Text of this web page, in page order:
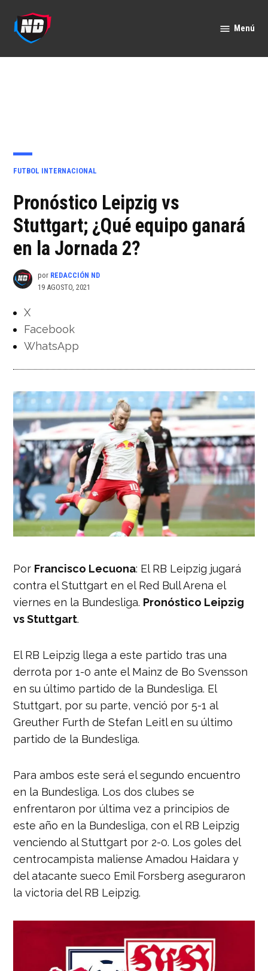
contenido
Menú
PUBLICADO
FUTBOL INTERNACIONAL
Pronóstico Leipzig vs
Stuttgart; ¿Qué equipo ganará
en la Jornada 2?
por REDACCIÓN ND
19 AGOSTO, 2021
X
Facebook
WhatsApp
Por Francisco Lecuona: El RB Leipzig jugará
contra el Stuttgart en el Red Bull Arena el
viernes en la Bundesliga. Pronóstico Leipzig
vs Stuttgart.
El RB Leipzig llega a este partido tras una
derrota por 1-0 ante el Mainz de Bo Svensson
en su último partido de la Bundesliga. El
Stuttgart, por su parte, venció por 5-1 al
Greuther Furth de Stefan Leitl en su último
partido de la Bundesliga.
Para ambos este será el segundo encuentro
en la Bundesliga. Los dos clubes se
enfrentaron por última vez a principios de
este año en la Bundesliga, con el RB Leipzig
venciendo al Stuttgart por 2-0. Los goles del
centrocampista maliense Amadou Haidara y
del atacante sueco Emil Forsberg aseguraron
la victoria del RB Leipzig.